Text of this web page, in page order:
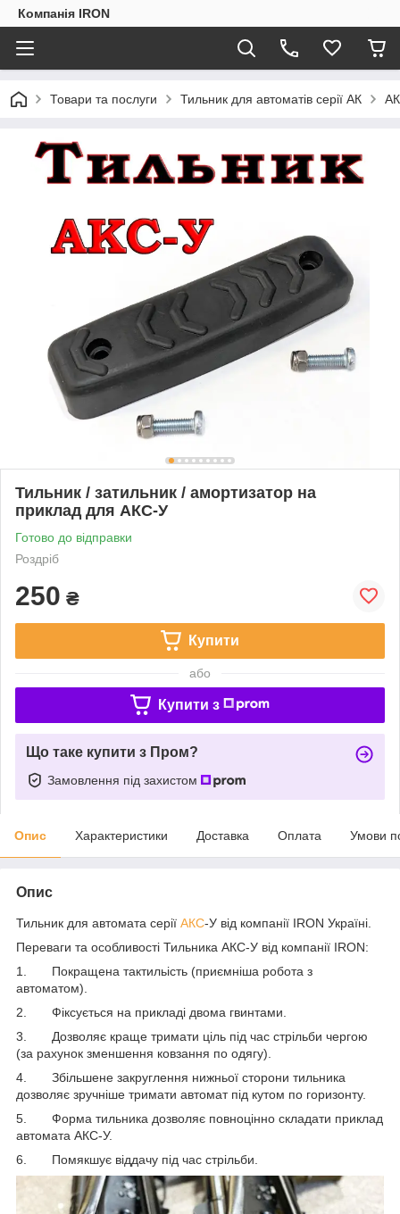
Компанія IRON
Товари та послуги Тильник для автоматів серії АК
Тильник / затильник / амортизатор на
приклад для АКС-У
Готово до відправки
Роздріб
250 ₴
Купити
або
Купити з
Що таке купити з Пром?
Замовлення під захистом
Опис Характеристики Доставка Оплата Умови
Опис
Тильник для автомата серії АКС-У від компанії IRON Україні.
Переваги та особливості Тильника АКС-У від компанії IRON:
1. Покращена тактильість (приємніша робота з
автоматом).
2. Фіксується на прикладі двома гвинтами.
3. Дозволяє краще тримати ціль під час стрільби чергою
(за рахунок зменшення ковзання по одягу).
4. Збільшене закруглення нижньої сторони тильника
дозволяє зручніше тримати автомат під кутом по горизонту.
5. Форма тильника дозволяє повноцінно складати приклад
автомата АКС-У.
6. Помякшує віддачу під час стрільби.